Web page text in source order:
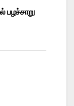
பழச்சாறு